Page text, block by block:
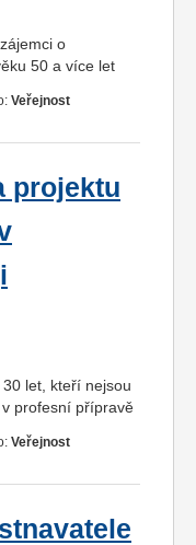
o
50 a více let
Veřejnost
projektu
let, kteří nejsou
profesní přípravě
Veřejnost